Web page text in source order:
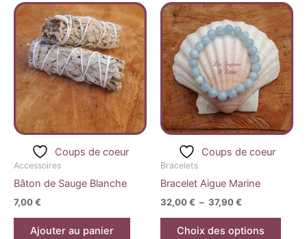
Coups de coeur
Accessoires
Bâton de Sauge Blanche
7,00€
Ajouter au panier
Coups de coeur
Bracelets
Bracelet Aigue Marine
32,00€ – 37,90€
Plage
de
prix :
32,00 €
à
37,90 €
Choix des options
Ce
a
Les